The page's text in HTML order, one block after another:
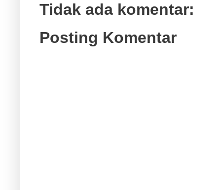
Tidak ada komentar:
Posting Komentar